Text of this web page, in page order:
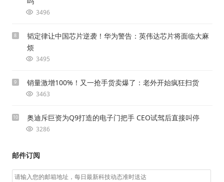
3496
8
韬定律让中国芯片逆袭！华为警告：英伟达芯片将面临大麻
烦
3495
9 销量激增100%！又一抢手货卖爆了：老外开始疯狂扫货
3463
10 奥迪斥巨资为Q9打造的电子门把手 CEO试驾后直接叫停
3286
邮件订阅